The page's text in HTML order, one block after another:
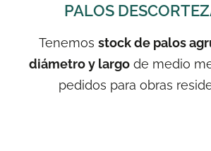
PALOS
Tenemos stock de palos
diámetro y largode medio
pedidos para obras